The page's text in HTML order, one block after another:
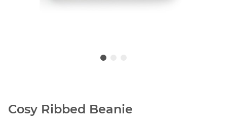
Cosy Ribbed Beanie